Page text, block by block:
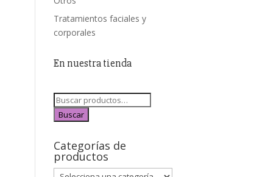
Tratamientos faciales y
corporales
En nuestra tienda
Buscar
Categorías de
productos